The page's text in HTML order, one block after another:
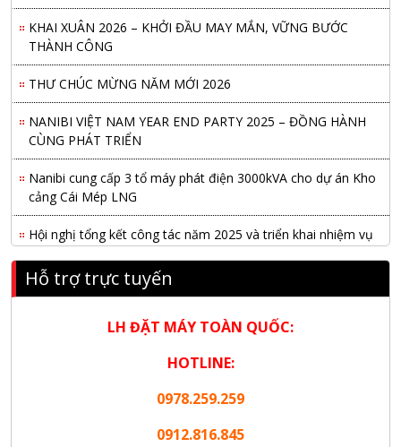
KHAI XUÂN 2026 – KHỞI ĐẦU MAY MẮN, VỮNG BƯỚC
THÀNH CÔNG
THƯ CHÚC MỪNG NĂM MỚI 2026
NANIBI VIỆT NAM YEAR END PARTY 2025 – ĐỒNG HÀNH
CÙNG PHÁT TRIỂN
Nanibi cung cấp 3 tổ máy phát điện 3000kVA cho dự án Kho
cảng Cái Mép LNG
Hội nghị tổng kết công tác năm 2025 và triển khai nhiệm vụ
năm 2026 do chi hội tàu du lịch Hạ Long
NANIBI khai trương văn phòng Ninh Bình & kỷ niệm 15 năm
Nanibi Cung Cấp Động Cơ Weichai Cho Tàu Vận Tải Minh
Hỗ trợ trực tuyến
LH ĐẶT MÁY TOÀN QUỐC:
HOTLINE:
0978.259.259
0912.816.845